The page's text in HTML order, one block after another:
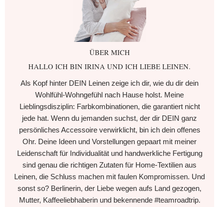
ÜBER MICH
HALLO ICH BIN IRINA UND ICH LIEBE LEINEN.
Als Kopf hinter DEIN Leinen zeige ich dir, wie du dir dein
Wohlfühl-Wohngefühl nach Hause holst. Meine
Lieblingsdisziplin: Farbkombinationen, die garantiert nicht
jede hat. Wenn du jemanden suchst, der dir DEIN ganz
persönliches Accessoire verwirklicht, bin ich dein offenes
Ohr. Deine Ideen und Vorstellungen gepaart mit meiner
Leidenschaft für Individualität und handwerkliche Fertigung
sind genau die richtigen Zutaten für Home-Textilien aus
Leinen, die Schluss machen mit faulen Kompromissen. Und
sonst so? Berlinerin, der Liebe wegen aufs Land gezogen,
Mutter, Kaffeeliebhaberin und bekennende #teamroadtrip.